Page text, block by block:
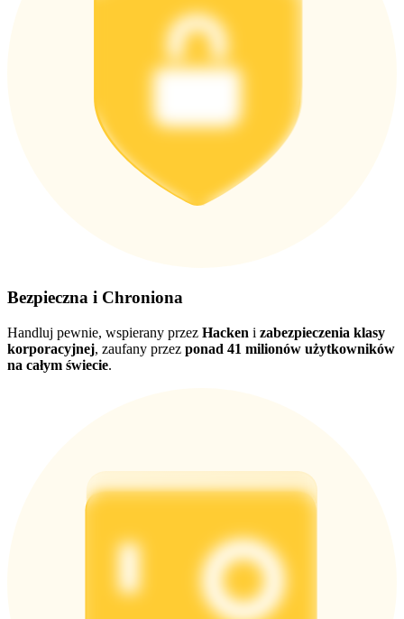
Bezpieczna i Chroniona
Handluj pewnie, wspierany przez Hacken i zabezpieczenia klasy
korporacyjnej, zaufany przez ponad 41 milionów użytkowników
na całym świecie.